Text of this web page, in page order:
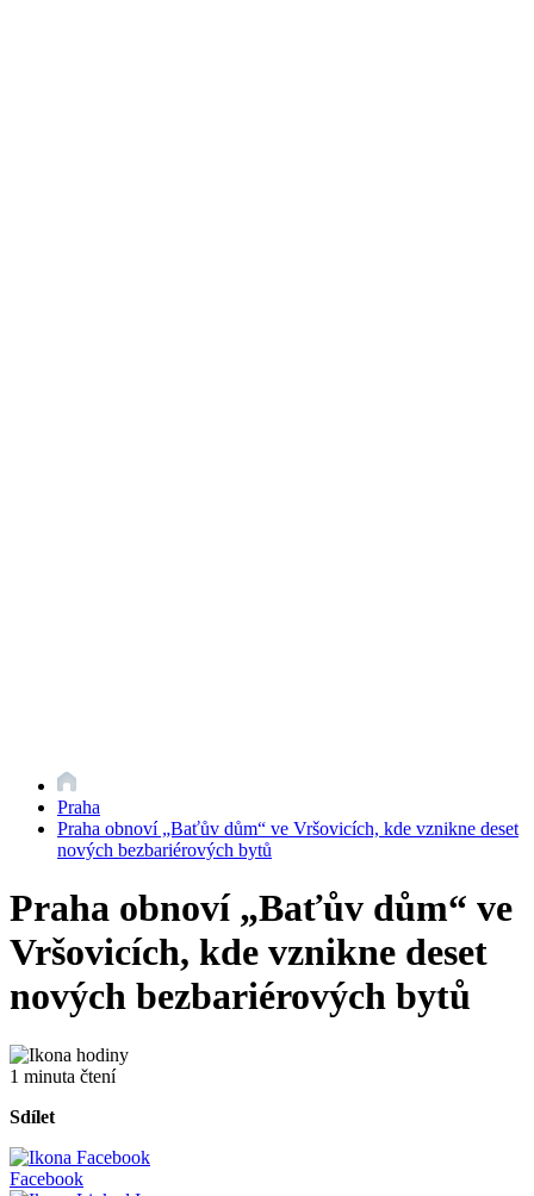
Praha
Praha obnoví „Baťův dům“ ve Vršovicích, kde vznikne deset
nových bezbariérových bytů
Praha obnoví „Baťův dům“ ve
Vršovicích, kde vznikne deset
nových bezbariérových bytů
1 minuta čtení
Sdílet
Facebook